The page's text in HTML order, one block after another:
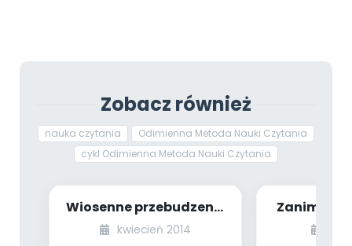
Zobacz również
nauka czytania
Odimienna Metoda Nauki Czytania
cykl Odimienna Metoda Nauki Czytania
Wiosenne przebudzenie
(scenariusz zajęć)
kwiecień 2014
Zanim